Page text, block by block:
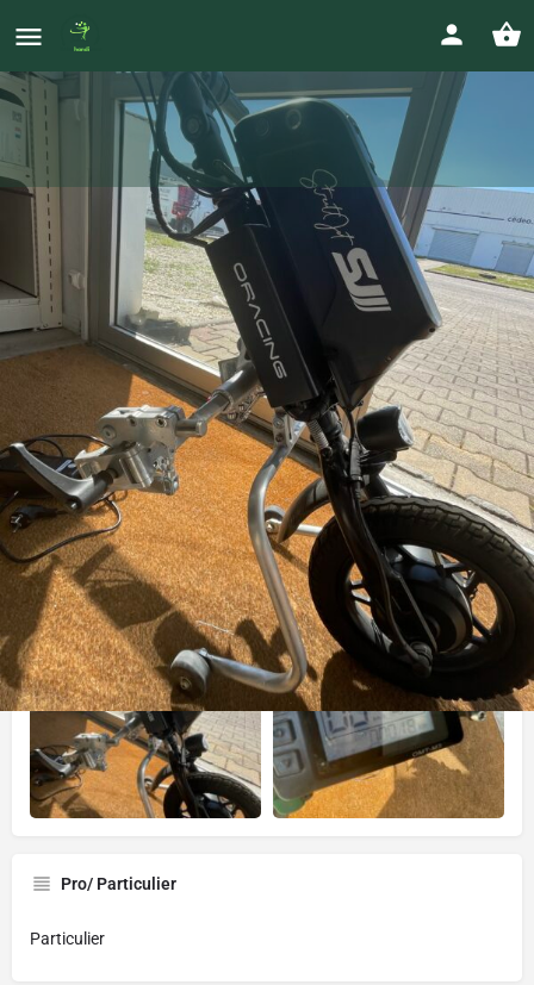
Roue électrique Oracing
Prix
2 500 € 0646167730
charlenelecoguic35000@gmail.com
Votre annonce
Appeler Envoyer un message Envoyer un
Gallerie
Pro/ Particulier
Particulier